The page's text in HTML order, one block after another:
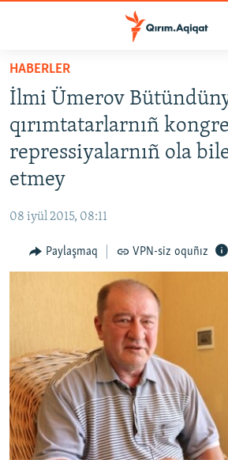
Esas
mündericege
qaytmaq
Baş
navigatsiyağa
qaytmaq
Qıdıruvğa
HABERLER
İQTİSADİYAT
CEMİYET
İNSAN AQLARI
VİDEO
Русский
Українською
QOŞULIÑIZ!
HABERLER
İlmi Ümerov
qırımtatarlarnıñ
repressiyalarnıñ ola
etmey
08 iyül 2015, 08:11
Paylaşmaq VPN-siz oquñız